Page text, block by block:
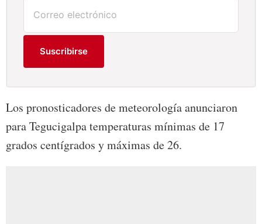
Suscribirse
Los pronosticadores de meteorología anunciaron
para Tegucigalpa temperaturas mínimas de 17
grados centígrados y máximas de 26.